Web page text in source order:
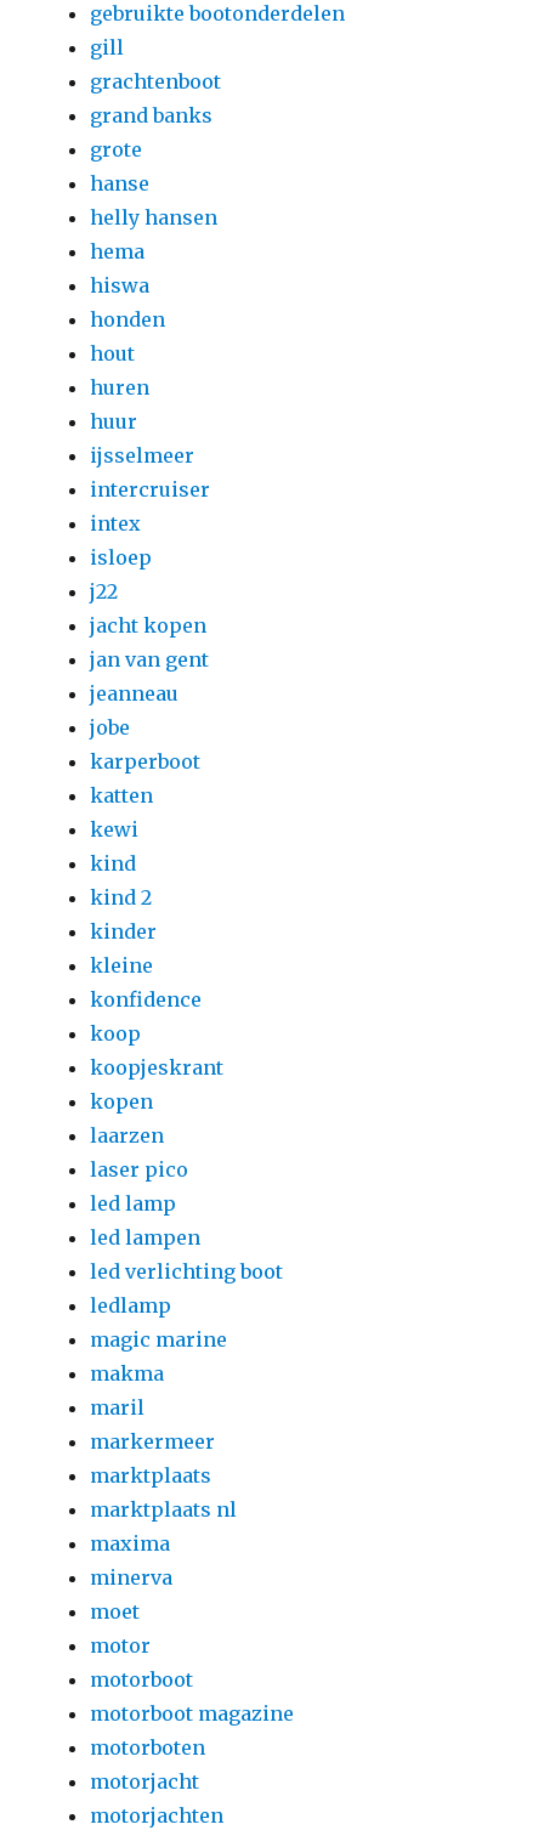
gebruikte bootonderdelen
gill
grachtenboot
grand banks
grote
hanse
helly hansen
hema
hiswa
honden
hout
huren
huur
ijsselmeer
intercruiser
intex
isloep
j22
jacht kopen
jan van gent
jeanneau
jobe
karperboot
katten
kewi
kind
kind 2
kinder
kleine
konfidence
koop
koopjeskrant
kopen
laarzen
laser pico
led lamp
led lampen
led verlichting boot
ledlamp
magic marine
makma
maril
markermeer
marktplaats
marktplaats nl
maxima
minerva
moet
motor
motorboot
motorboot magazine
motorboten
motorjacht
motorjachten